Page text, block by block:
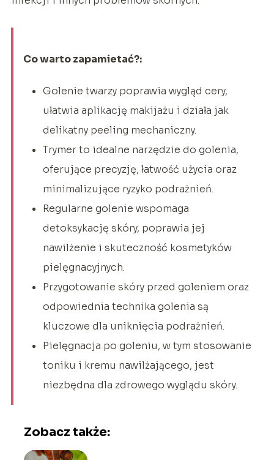
Co warto zapamietać?:
Golenie twarzy poprawia wygląd cery,
ułatwia aplikację makijażu i działa jak
delikatny peeling mechaniczny.
Trymer to idealne narzędzie do golenia,
oferujące precyzję, łatwość użycia oraz
minimalizujące ryzyko podrażnień.
Regularne golenie wspomaga
detoksykację skóry, poprawia jej
nawilżenie i skuteczność kosmetyków
pielęgnacyjnych.
Przygotowanie skóry przed goleniem oraz
odpowiednia technika golenia są
kluczowe dla uniknięcia podrażnień.
Pielęgnacja po goleniu, w tym stosowanie
toniku i kremu nawilżającego, jest
niezbędna dla zdrowego wyglądu skóry.
Zobacz także: